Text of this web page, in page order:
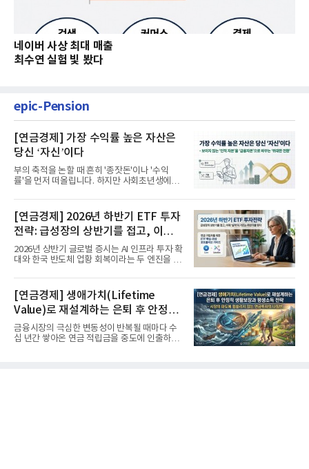
네이버 사상 최대 매출
최수연 실험 빛 봤다
epic-Pension
[연금경제] 가장 수익률 높은 자산은
당신 ‘자신’이다
부의 축적을 논할 때 흔히 '종잣돈'이나 '수익
률'을 먼저 떠올립니다. 하지만 사회초년생에게
[연금경제] 2026년 하반기 ETF 투자
전략: 급성장의 상반기를 접고, 이제
'실적'이 가르는 하반기를 맞다
2026년 상반기 글로벌 증시는 AI 인프라 투자 확
대와 한국 반도체 업황 회복이라는 두 엔진을 달
[연금경제] 생애가치(Lifetime
Value)로 재설계하는 은퇴 후 안정적
생활보장과 평생소득 전략
금융시장의 극심한 변동성이 반복될 때마다 수
십 년간 쌓아온 연금 적립금을 중도에 인출하거